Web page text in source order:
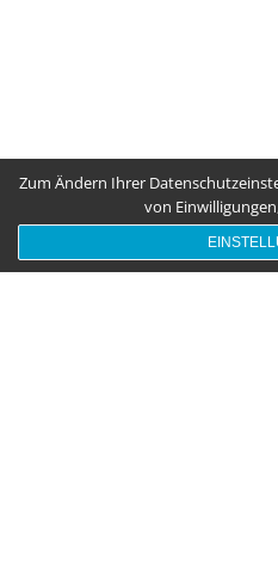
Zum Ändern Ihrer
von